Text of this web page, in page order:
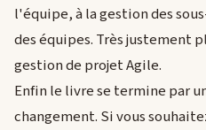
l'équipe, à la gestion des
des équipes. Très justement
gestion de projet Agile.
Enfin le livre se termine par
changement. Si vous